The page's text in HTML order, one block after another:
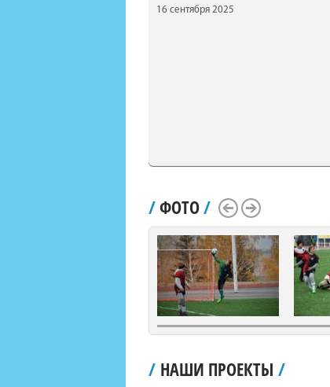
16 сентября 2025
/ФОТО/
Scroll LeftScroll Right
/ НАШИ ПРОЕКТЫ /